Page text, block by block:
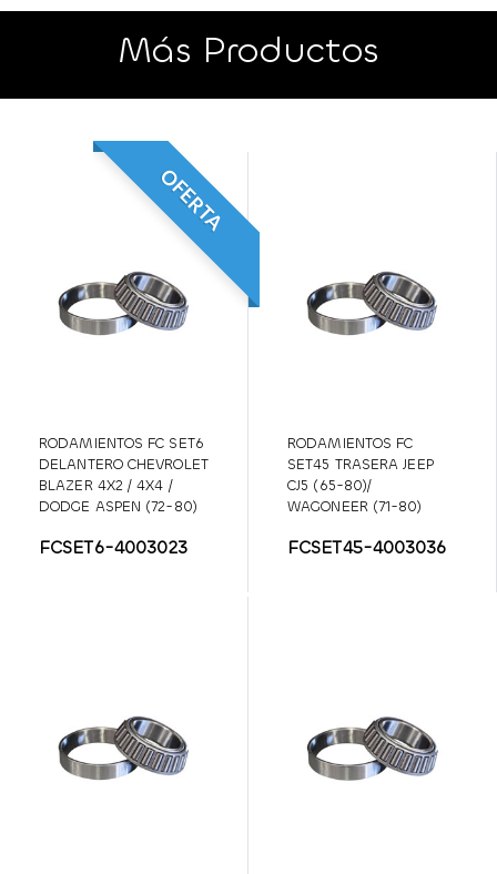
Más Productos
OFERTA
RODAMIENTOS FC SET6
DELANTERO CHEVROLET
BLAZER 4X2 / 4X4 /
DODGE ASPEN (72-80)
FCSET6-4003023
RODAMIENTOS FC
SET45 TRASERA JEEP
CJ5 (65-80)/
WAGONEER (71-80)
FCSET45-4003036